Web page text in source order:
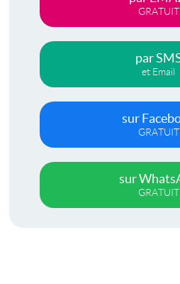
GRATUIT
par
et Email
sur
GRATUIT
sur
GRATUIT